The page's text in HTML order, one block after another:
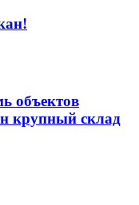
объектов
крупный склад